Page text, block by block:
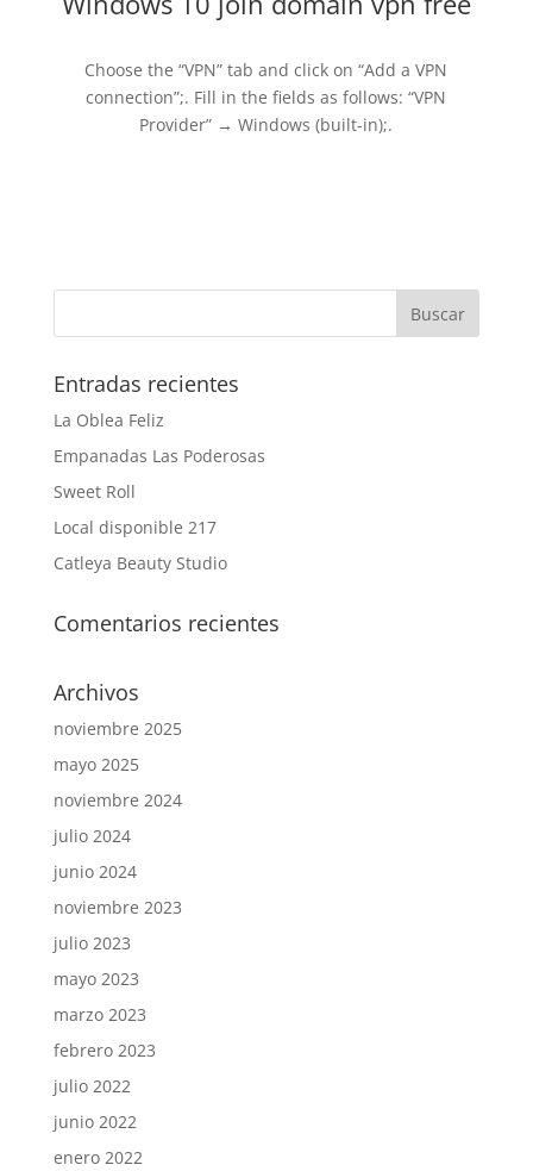
Choose the “VPN” tab and click on “Add a VPN
connection”;. Fill in the fields as follows: “VPN
Provider” → Windows (built-in);.
Entradas recientes
La Oblea Feliz
Empanadas Las Poderosas
Sweet Roll
Local disponible 217
Catleya Beauty Studio
Comentarios recientes
Archivos
noviembre 2025
mayo 2025
noviembre 2024
julio 2024
junio 2024
noviembre 2023
julio 2023
mayo 2023
marzo 2023
febrero 2023
julio 2022
junio 2022
enero 2022